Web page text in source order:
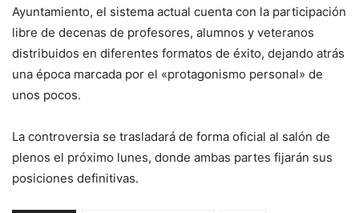
Ayuntamiento, el sistema actual cuenta con la participación
libre de decenas de profesores, alumnos y veteranos
distribuidos en diferentes formatos de éxito, dejando atrás
una época marcada por el «protagonismo personal» de
unos pocos.
La controversia se trasladará de forma oficial al salón de
plenos el próximo lunes, donde ambas partes fijarán sus
posiciones definitivas.